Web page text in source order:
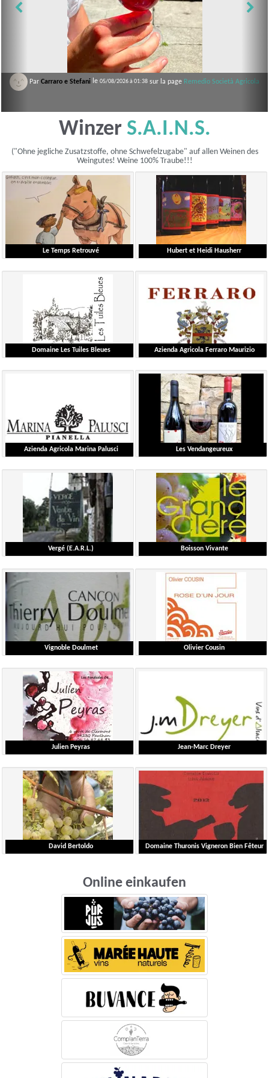
le05/08/2026 à 01:38 sur la page Remedio Società Agricola
ParCarraro e Stefanile05/08/2026 à 01:38sur la pageRemedio Società Agricola
Winzer S.A.I.N.S.
("Ohne jegliche Zusatzstoffe, ohne Schwefelzugabe" auf allen Weinen des
Weingutes! Weine 100% Traube!!!
Le Temps Retrouvé
Georget Michaël
Languedoc-Roussillon
Ausführliche Liste
Hubert et Heidi Hausherr
Hausherr Hubert
Alsace
Ausführliche Liste
Domaine Les Tuiles Bleues
Laforest Céline
Ausführliche Liste
Azienda Agricola Ferraro Maurizio
Maurizio Ferraro
Piemonte
Ausführliche Liste
Azienda Agricola Marina Palusci
D'Addario Massimiliano
Autre-Pays - Italie
Ausführliche Liste
Les Vendangeureux
Gautier Erwan
Languedoc-Roussillon
Ausführliche Liste
Vergé (E.A.R.L.)
Vergé Gilles et Catherine
Ausführliche Liste
Boisson Vivante
Blanchard François
Ausführliche Liste
Vignoble Doulmet
Doulmet Thierry
Ardèche
Ausführliche Liste
Olivier Cousin
Cousin Olivier
Ausführliche Liste
Julien Peyras
Peyras Julien
Languedoc-Roussillon
Ausführliche Liste
Jean-Marc Dreyer
Dreyer Jean-Marc
Ausführliche Liste
David Bertoldo
Ausführliche Liste
Domaine Thuronis Vigneron Bien Fêteur
Languedoc-Roussillon
Ausführliche Liste
Online einkaufen